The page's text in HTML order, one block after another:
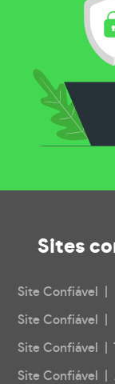
Sites
Site Confiável |
Site Confiável |
Site Confiável |
Site Confiável |